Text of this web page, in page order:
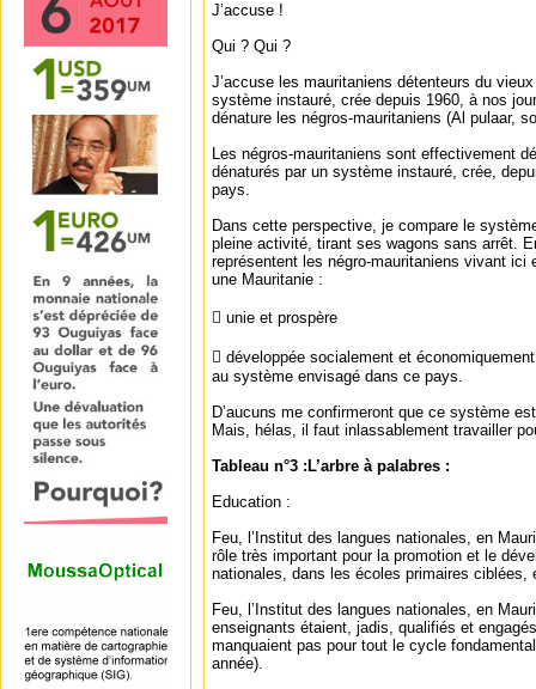
J’accuse !
Qui ? Qui ?
J’accuse les mauritaniens détenteurs du
système instauré, crée depuis 1960, à nos
dénature les négros-mauritaniens (Al pulaar,
Les négros-mauritaniens sont effectivement
dénaturés par un système instauré, crée,
pays.
Dans cette perspective, je compare le
pleine activité, tirant ses wagons sans arrêt.
représentent les négro-mauritaniens vivant ici
une Mauritanie :
 unie et prospère
 développée socialement et
au système envisagé dans ce pays.
D’aucuns me confirmeront que ce système
Mais, hélas, il faut inlassablement travailler
Tableau n°3 :L’arbre à palabres :
Education :
Feu, l’Institut des langues nationales, en
rôle très important pour la promotion et le
nationales, dans les écoles primaires ciblées,
Feu, l’Institut des langues nationales, en
enseignants étaient, jadis, qualifiés et
manquaient pas pour tout le cycle
année).